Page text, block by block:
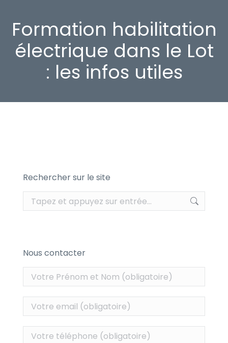
Formation habilitation
électrique dans le Lot
: les infos utiles
Rechercher sur le site
Recherche
:
Nous contacter